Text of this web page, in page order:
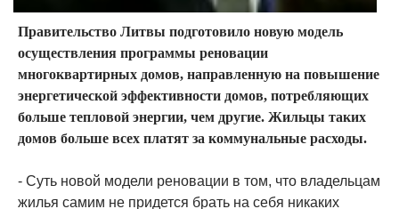
Правительство Литвы подготовило новую модель
осуществления программы реновации
многоквартирных домов, направленную на повышение
энергетической эффективности домов, потребляющих
больше тепловой энергии, чем другие. Жильцы таких
домов больше всех платят за коммунальные расходы.
- Суть новой модели реновации в том, что владельцам
жилья самим не придется брать на себя никаких